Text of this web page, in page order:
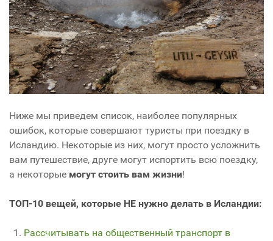
Ниже мы приведем список, наиболее популярных
ошибок, которые совершают туристы при поездку в
Исландию. Некоторые из них, могут просто усложнить
вам путешествие, друге могут испортить всю поездку,
а некоторые могут стоить вам жизни!
ТОП-10 вещей, которые НЕ нужно делать в Исландии:
Рассчитывать на общественный транспорт в